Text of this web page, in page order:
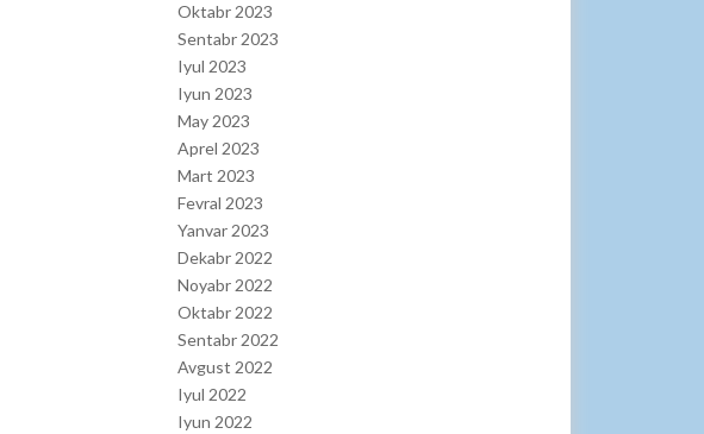
Oktabr 2023
Sentabr 2023
Iyul 2023
Iyun 2023
May 2023
Aprel 2023
Mart 2023
Fevral 2023
Yanvar 2023
Dekabr 2022
Noyabr 2022
Oktabr 2022
Sentabr 2022
Avgust 2022
Iyul 2022
Iyun 2022